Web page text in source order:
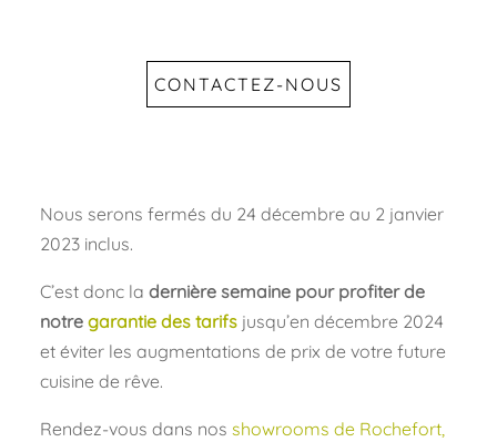
CONTACTEZ-NOUS
Nous serons fermés du 24 décembre au 2 janvier
2023 inclus.
C’est donc la dernière semaine pour profiter de
notre garantie des tarifsjusqu’en décembre 2024
et éviter les augmentations de prix de votre future
cuisine de rêve.
Rendez-vous dans nos showrooms de Rochefort,